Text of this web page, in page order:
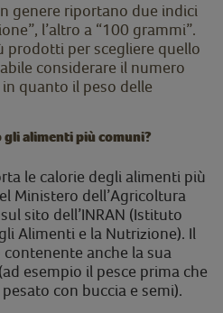
genere riportano due indici
l’altro a “100 grammi”.
prodotti per scegliere quello
considerare il numero
quanto il peso delle
alimenti più comuni?
le calorie degli alimenti più
Ministero dell’Agricoltura
sito dell’INRAN (Istituto
Alimenti e la Nutrizione). Il
anche la sua
esempio il pesce prima che
con buccia e semi).